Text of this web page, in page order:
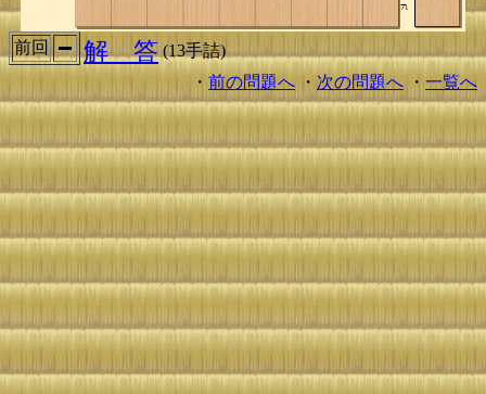
前回 解 答 (13手詰)
・ 前の問題へ ・ 次の問題へ ・ 一覧へ